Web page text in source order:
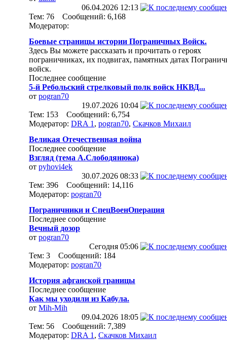
06.04.2026 12:13
Тем: 76 Сообщений: 6,168
Модератор:
Боевые страницы истории Пограничных Войск.
Здесь Вы можете рассказать и прочитать о героях
пограничниках, их подвигах, памятных датах
войск.
Последнее сообщение
5-й Ребольский стрелковый полк войск НКВД...
от pogran70
19.07.2026 10:04
Тем: 153 Сообщений: 6,754
Модератор: DRA 1 , pogran70, Скачков Михаил
Великая Отечественная война
Последнее сообщение
Взгляд (тема А.Слободянюка)
от pyhovi4ek
30.07.2026 08:33
Тем: 396 Сообщений: 14,116
Модератор: pogran70
Пограничники и СпецВоенОперация
Последнее сообщение
Вечный дозор
от pogran70
Сегодня 05:06
Тем: 3 Сообщений: 184
Модератор: pogran70
История афганской границы
Последнее сообщение
Как мы уходили из Кабула.
от Mih-Mih
09.04.2026 18:05
Тем: 56 Сообщений: 7,389
Модератор: DRA 1 , Скачков Михаил